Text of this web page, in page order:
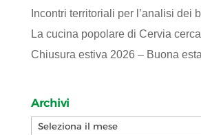
Incontri territoriali per l’analisi dei
La cucina popolare di Cervia
Chiusura estiva 2026 – Buona
Archivi
Archivi